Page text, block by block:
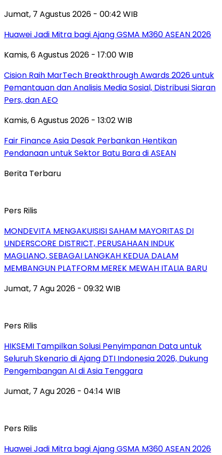
Jumat, 7 Agustus 2026 - 00:42 WIB
Huawei Jadi Mitra bagi Ajang GSMA M360 ASEAN 2026
Kamis, 6 Agustus 2026 - 17:00 WIB
Cision Raih MarTech Breakthrough Awards 2026 untuk
Pemantauan dan Analisis Media Sosial, Distribusi Siaran
Pers, dan AEO
Kamis, 6 Agustus 2026 - 13:02 WIB
Fair Finance Asia Desak Perbankan Hentikan
Pendanaan untuk Sektor Batu Bara di ASEAN
Berita Terbaru
Pers Rilis
MONDEVITA MENGAKUISISI SAHAM MAYORITAS DI
UNDERSCORE DISTRICT, PERUSAHAAN INDUK
MAGLIANO, SEBAGAI LANGKAH KEDUA DALAM
MEMBANGUN PLATFORM MEREK MEWAH ITALIA BARU
Jumat, 7 Agu 2026 - 09:32 WIB
Pers Rilis
HIKSEMI Tampilkan Solusi Penyimpanan Data untuk
Seluruh Skenario di Ajang DTI Indonesia 2026, Dukung
Pengembangan AI di Asia Tenggara
Jumat, 7 Agu 2026 - 04:14 WIB
Pers Rilis
Huawei Jadi Mitra bagi Ajang GSMA M360 ASEAN 2026